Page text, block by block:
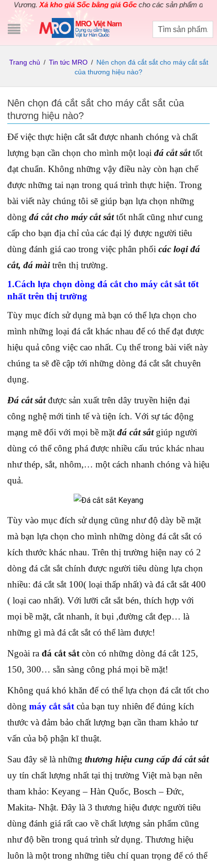
Xả kho giá Sốc bằng giá Gốccho các sản phẩm dụng cụ
Trang chủ / Tin tức MRO / Nên chọn đá cắt sắt cho máy cắt sắt
của thương hiệu nào?
Nên chọn đá cắt sắt cho máy cắt sắt của
thương hiệu nào?
Để việc thực hiện cắt sắt được nhanh chóng và chất
lượng bạn cần chọn cho mình một loại đá cắt sắttốt
đạt chuẩn. Không những vậy điều này còn hạn chế
được những tai nạn trong quá trình thực hiện. Trong
bài viết này chúng tôi sẽ giúp bạn lựa chọn những
dòng đá cắt cho máy cắt sắttốt nhất cũng như cung
cấp cho bạn địa chỉ của các đại lý được người tiêu
dùng đánh giá cao trong việc phân phối các loại đá
cắt, đá màitrên thị trường.
1.Cách lựa chọn dòng đá cắt cho máy cắt sắt tốt
nhất trên thị trường
Tùy mục đích sử dụng mà bạn có thể lựa chọn cho
mình những loại đá cắt khác nhau để có thể đạt được
hiệu quả công việc cao nhất. Cụ thể trong bài viết này
chúng ta sẽ đề cập tới những dòng đá cắt sắt chuyên
dụng.
Đá cắt sắtđược sản xuất trên dây truyền hiện đại
công nghệ mới tinh tế và tiện ích. Với sự tác động
mạng mẽ đối với mọi bề mặt đá cắt sắtgiúp người
dùng có thể công phá được nhiều cấu trúc khác nhau
như thép, sắt, nhôm,… một cách nhanh chóng và hiệu
quả.
Tùy vào mục đích sử dụng cũng như độ dày bề mặt
mà bạn lựa chọn cho mình những dòng đá cắt sắt có
kích thước khác nhau. Trên thị trường hiện nay có 2
dòng đá cắt sắt chính được người tiêu dùng lựa chọn
nhiều: đá cắt sắt 100( loại thấp nhất) và đá cắt sắt 400
( loại cao nhất). Với lưỡi cắt sắt bén, thích hợp với
mọi bề mặt, cắt nhanh, ít bụi ,đường cắt đẹp… là
những gì mà đá cắt sắt có thể làm được!
Ngoài ra đá cắt sắt còn có những dòng đá cắt 125,
150, 300… sẵn sàng công phá mọi bề mặt!
Không quá khó khăn để có thể lựa chọn đá cắt tốt cho
dòng máy cắt sắt của bạn tuy nhiên để đúng kích
thước và đảm bảo chất lượng bạn cần tham khảo tư
vấn của bộ phận kĩ thuật.
Sau đây sẽ là những thương hiệu cung cấp đá cắt sắt
uy tín chất lượng nhất tại thị trường Việt mà bạn nên
tham khảo: Keyang – Hàn Quốc, Bosch – Đức,
Makita- Nhật. Đây là 3 thương hiệu được người tiêu
dùng đánh giá rất cao về chất lượng sản phẩm cũng
như độ bền trong quá trình sử dụng. Thương hiệu
luôn là một trong những tiêu chí quan trọng để có thể